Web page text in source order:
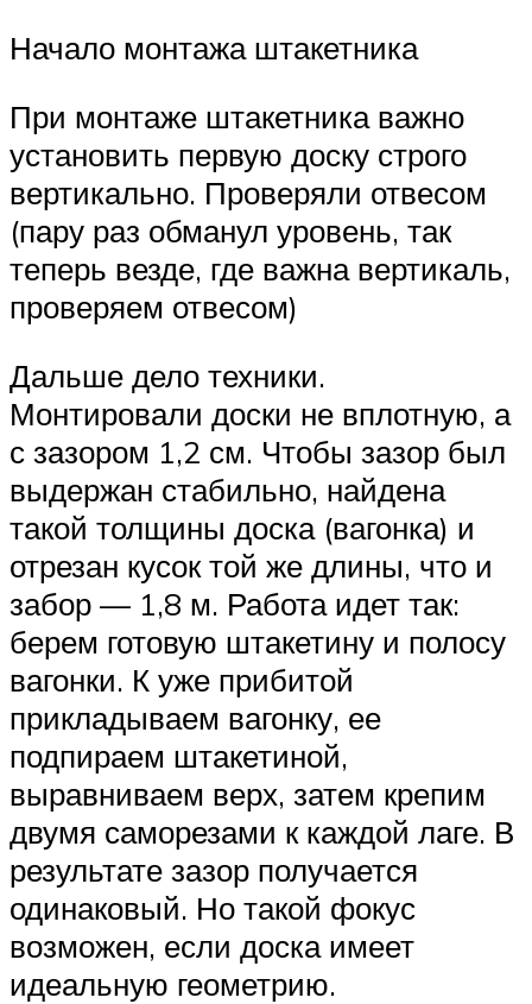
Начало монтажа штакетника
При монтаже штакетника важно
установить первую доску строго
вертикально. Проверяли отвесом
(пару раз обманул уровень, так
теперь везде, где важна вертикаль,
проверяем отвесом)
Дальше дело техники.
Монтировали доски не вплотную, а
с зазором 1,2 см. Чтобы зазор был
выдержан стабильно, найдена
такой толщины доска (вагонка) и
отрезан кусок той же длины, что и
забор — 1,8 м. Работа идет так:
берем готовую штакетину и полосу
вагонки. К уже прибитой
прикладываем вагонку, ее
подпираем штакетиной,
выравниваем верх, затем крепим
двумя саморезами к каждой лаге. В
результате зазор получается
одинаковый. Но такой фокус
возможен, если доска имеет
идеальную геометрию.